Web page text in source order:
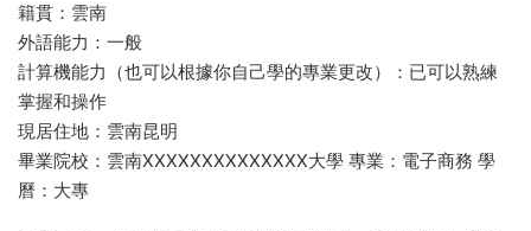
籍貫：雲南
外語能力：一般
計算機能力（也可以根據你自己學的專業更改）：已可以熟練
掌握和操作
現居住地：雲南昆明
畢業院校：雲南XXXXXXXXXXXXXX大學 專業：電子商務 學
曆：大專